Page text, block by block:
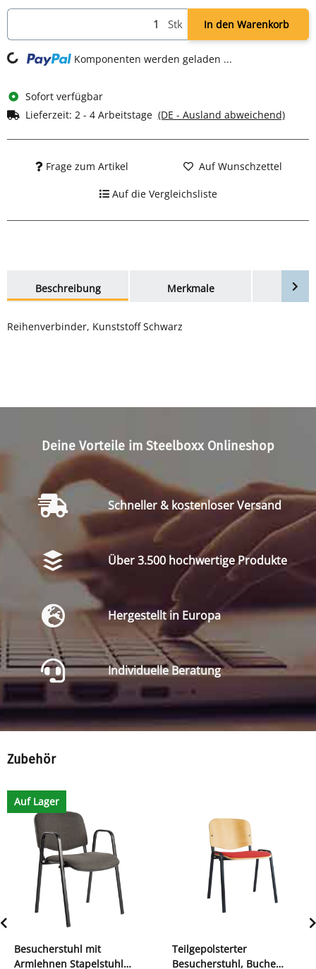
Stk In den Warenkorb
Komponenten werden geladen ...
Sofort verfügbar
Lieferzeit: 2 - 4 Arbeitstage (DE - Ausland abweichend)
Frage zum Artikel Auf Wunschzettel
Auf die Vergleichsliste
Beschreibung
Merkmale
Reihenverbinder, Kunststoff Schwarz
Deine Vorteile im Steelboxx Onlineshop
Schneller & kostenloser Versand
Über 3.500 hochwertige Produkte
Hergestellt in Europa
Individuelle Beratung
Zubehör
Auf Lager
Besucherstuhl mit
Armlehnen Stapelstuhl
Teilgepolsterter
Besucherstuhl, Buche